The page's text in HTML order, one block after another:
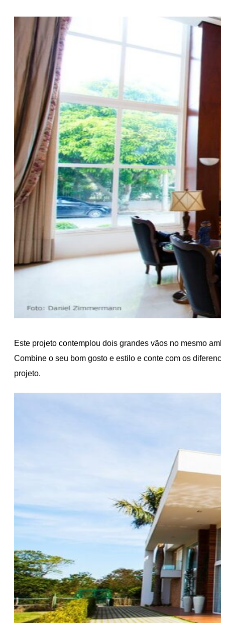
Este projeto contemplou dois grandes vãos no mesmo
Combine o seu bom gosto e estilo e conte com os
projeto.